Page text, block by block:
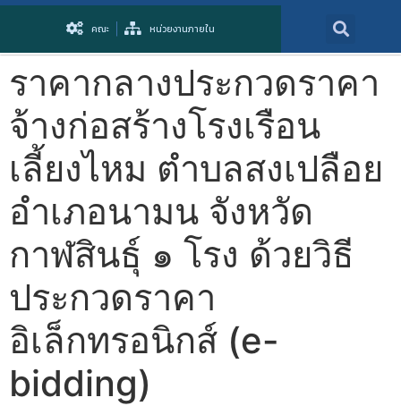
คณะ หน่วยงานภายใน
ราคากลางประกวดราคา
จ้างก่อสร้างโรงเรือน
เลี้ยงไหม ตำบลสงเปลือย
อำเภอนามน จังหวัด
กาฬสินธุ์ ๑ โรง ด้วยวิธี
ประกวดราคา
อิเล็กทรอนิกส์ (e-
bidding)